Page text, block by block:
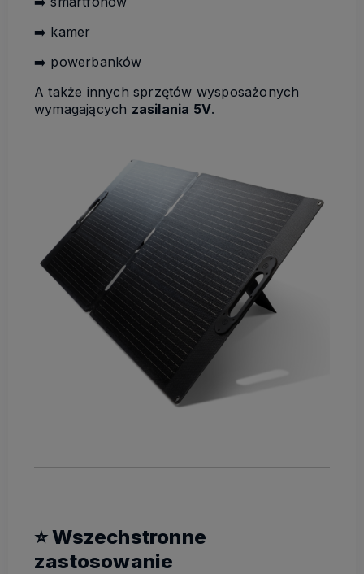
➡️ kamer
➡️ powerbanków
A także innych sprzętów wysposażonych
wymagających zasilania 5V.
⭐ Wszechstronne
zastosowanie